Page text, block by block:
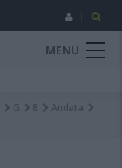
MENU
G 8
Andata